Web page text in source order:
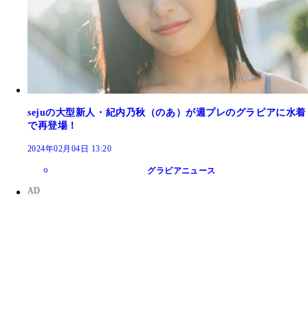
sejuの大型新人・紀内乃秋（のあ）が週プレのグラビアに水着
で再登場！
2024年02月04日 13:20
グラビアニュース